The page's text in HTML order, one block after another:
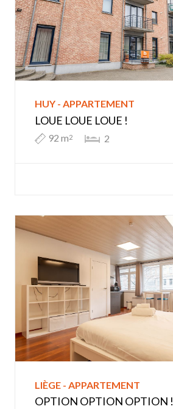
HUY - APPARTEMENT
LOUE LOUE LOUE !
92 m2 2
LIÈGE - APPARTEMENT
OPTION OPTION OPTION !